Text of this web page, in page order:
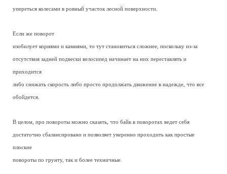
упереться колесами в ровный участок лесной поверхности.
Если же поворот
изобилует корнями и камнями, то тут становиться сложнее, поскольку из-за
отсутствия задней подвески велосипед начинает на них переставлять и
приходится
либо снижать скорость либо просто продолжать движение в надежде, что все
обойдется.
В целом, про повороты можно сказать, что байк в поворотах ведет себя
достаточно сбалансировано и позволяет уверенно проходить как простые
плоские
повороты по грунту, так и более техничные.